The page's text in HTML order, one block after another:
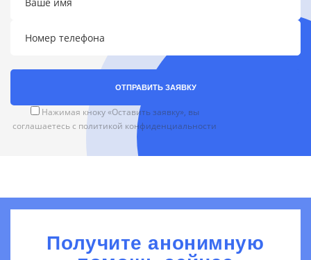
ОТПРАВИТЬ ЗАЯВКУ
Нажимая кноку «Оставить заявку», вы
соглашаетесь с политикой конфиденциальности
Получите анонимную